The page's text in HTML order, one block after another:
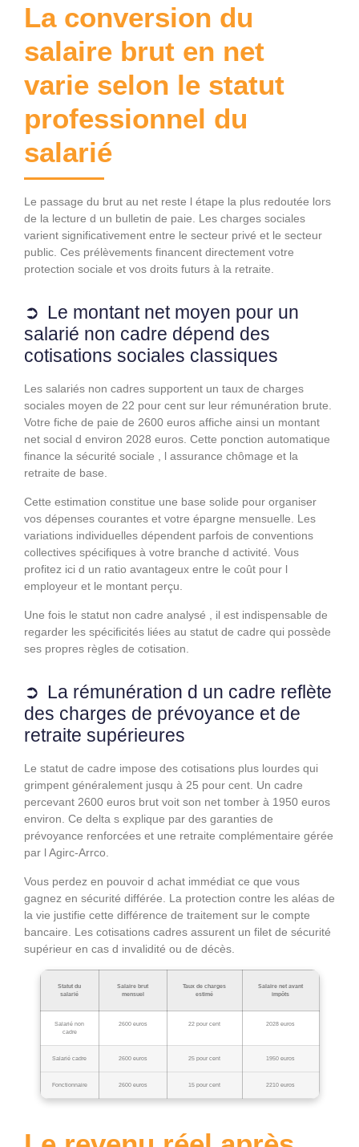
La conversion du
salaire brut en net
varie selon le statut
professionnel du
salarié
Le passage du brut au net reste l étape la plus redoutée lors
de la lecture d un bulletin de paie. Les charges sociales
varient significativement entre le secteur privé et le secteur
public. Ces prélèvements financent directement votre
protection sociale et vos droits futurs à la retraite.
Le montant net moyen pour un
salarié non cadre dépend des
cotisations sociales classiques
Les salariés non cadres supportent un taux de charges
sociales moyen de 22 pour cent sur leur rémunération brute.
Votre fiche de paie de 2600 euros affiche ainsi un montant
net social d environ 2028 euros. Cette ponction automatique
finance la sécurité sociale , l assurance chômage et la
retraite de base.
Cette estimation constitue une base solide pour organiser
vos dépenses courantes et votre épargne mensuelle. Les
variations individuelles dépendent parfois de conventions
collectives spécifiques à votre branche d activité. Vous
profitez ici d un ratio avantageux entre le coût pour l
employeur et le montant perçu.
Une fois le statut non cadre analysé , il est indispensable de
regarder les spécificités liées au statut de cadre qui possède
ses propres règles de cotisation.
La rémunération d un cadre reflète
des charges de prévoyance et de
retraite supérieures
Le statut de cadre impose des cotisations plus lourdes qui
grimpent généralement jusqu à 25 pour cent. Un cadre
percevant 2600 euros brut voit son net tomber à 1950 euros
environ. Ce delta s explique par des garanties de
prévoyance renforcées et une retraite complémentaire gérée
par l Agirc-Arrco.
Vous perdez en pouvoir d achat immédiat ce que vous
gagnez en sécurité différée. La protection contre les aléas de
la vie justifie cette différence de traitement sur le compte
bancaire. Les cotisations cadres assurent un filet de sécurité
supérieur en cas d invalidité ou de décès.
Statut du
salarié
Salaire brut
mensuel
Taux de charges
estimé
Salaire net avant
impôts
Salarié non
cadre
2600 euros 22 pour cent 2028 euros
Salarié cadre 2600 euros 25 pour cent 1950 euros
Fonctionnaire 2600 euros 15 pour cent 2210 euros